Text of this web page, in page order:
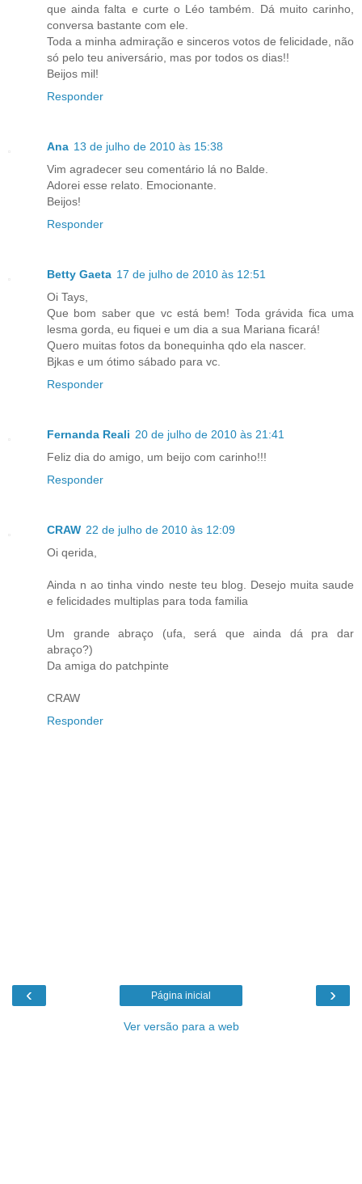
que ainda falta e curte o Léo também. Dá muito carinho,
conversa bastante com ele.
Toda a minha admiração e sinceros votos de felicidade, não
só pelo teu aniversário, mas por todos os dias!!
Beijos mil!
Responder
Ana 13 de julho de 2010 às 15:38
Vim agradecer seu comentário lá no Balde.
Adorei esse relato. Emocionante.
Beijos!
Responder
Betty Gaeta 17 de julho de 2010 às 12:51
Oi Tays,
Que bom saber que vc está bem! Toda grávida fica uma
lesma gorda, eu fiquei e um dia a sua Mariana ficará!
Quero muitas fotos da bonequinha qdo ela nascer.
Bjkas e um ótimo sábado para vc.
Responder
Fernanda Reali 20 de julho de 2010 às 21:41
Feliz dia do amigo, um beijo com carinho!!!
Responder
CRAW 22 de julho de 2010 às 12:09
Oi qerida,
Ainda n ao tinha vindo neste teu blog. Desejo muita saude
e felicidades multiplas para toda familia
Um grande abraço (ufa, será que ainda dá pra dar
abraço?)
Da amiga do patchpinte
CRAW
Responder
‹ ›
Página inicial
Ver versão para a web